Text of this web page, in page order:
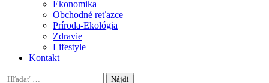
Ekonomika
Obchodné reťazce
Príroda-Ekológia
Zdravie
Lifestyle
Kontakt
Hľadať: